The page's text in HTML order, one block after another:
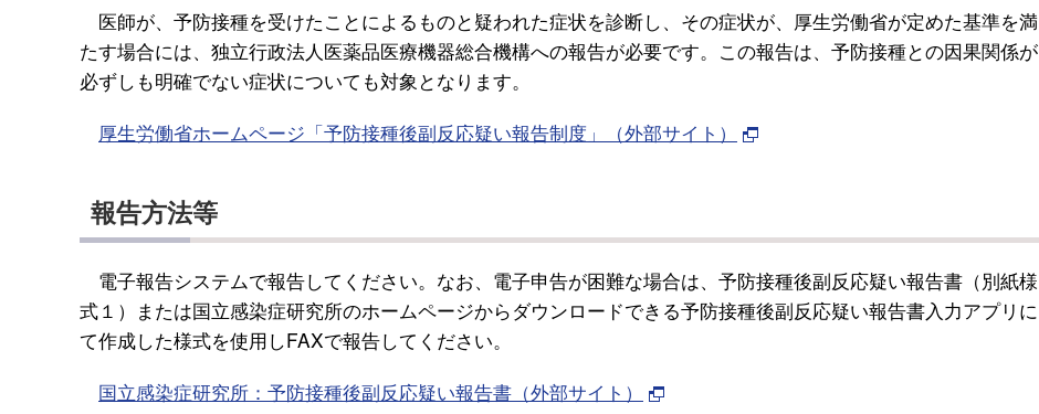
医師が、予防接種を受けたことによるものと疑われた症状を診断し、その症状が、厚生労働省が定めた基準を満
たす場合には、独立行政法人医薬品医療機器総合機構への報告が必要です。この報告は、予防接種との因果関係が
必ずしも明確でない症状についても対象となります。
厚生労働省ホームページ「予防接種後副反応疑い報告制度」（外部サイト）
報告方法等
電子報告システムで報告してください。なお、電子申告が困難な場合は、予防接種後副反応疑い報告書（別紙様
式１）または国立感染症研究所のホームページからダウンロードできる予防接種後副反応疑い報告書入力アプリに
て作成した様式を使用しFAXで報告してください。
国立感染症研究所：予防接種後副反応疑い報告書（外部サイト）